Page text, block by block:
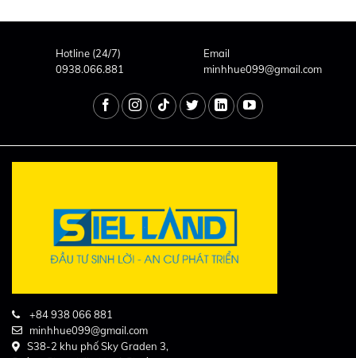
Hotline (24/7)
0938.066.881
Email
minhhue099@gmail.com
+84 938 066 881
minhhue099@gmail.com
S38-2 khu phố Sky Graden 3,